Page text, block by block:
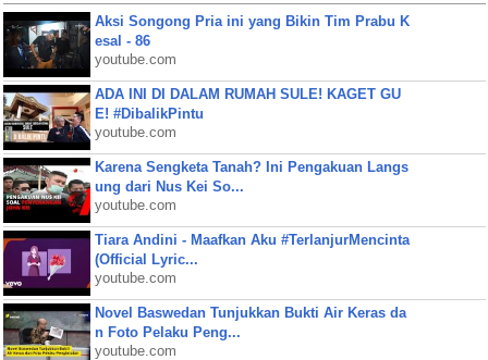
Aksi Songong Pria ini yang Bikin Tim Prabu K
esal - 86
youtube.com
ADA INI DI DALAM RUMAH SULE! KAGET GU
E! #DibalikPintu
youtube.com
Karena Sengketa Tanah? Ini Pengakuan Langs
ung dari Nus Kei So...
youtube.com
Tiara Andini - Maafkan Aku #TerlanjurMencinta
(Official Lyric...
youtube.com
Novel Baswedan Tunjukkan Bukti Air Keras da
n Foto Pelaku Peng...
youtube.com